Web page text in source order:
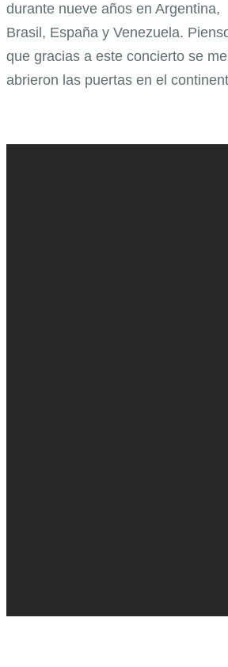
durante nueve años en Argentina,
Brasil, España y Venezuela.
que gracias a este concierto se me
abrieron las puertas en el